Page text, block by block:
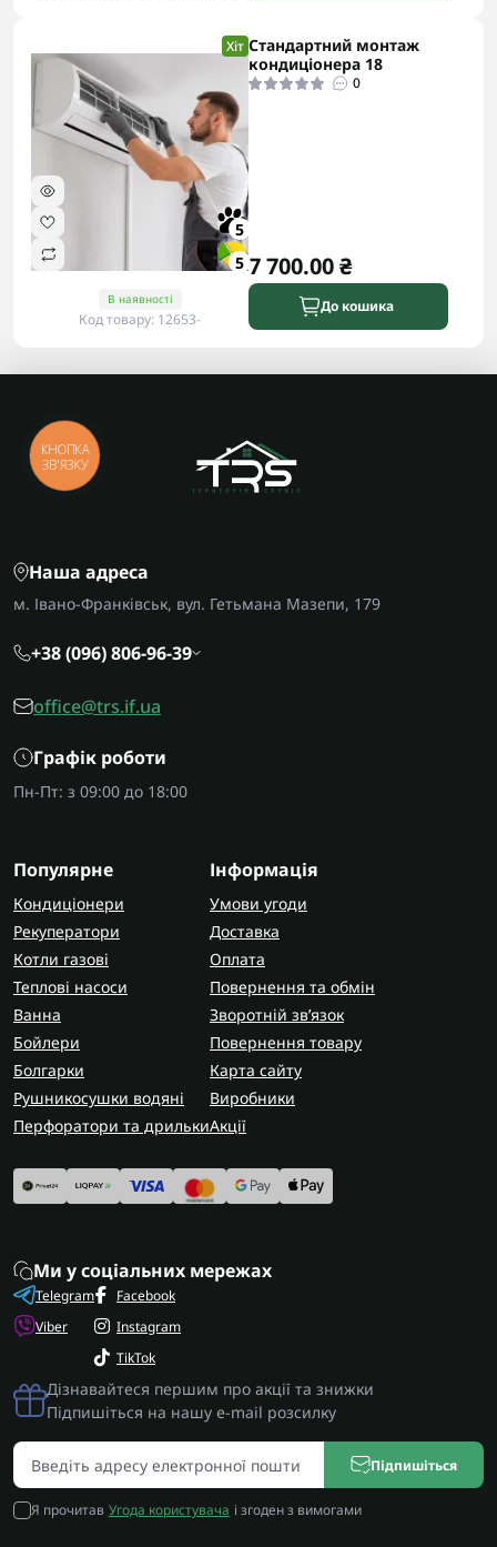
Хіт
5
5
В наявності
Код товару: 12653-
Стандартний монтаж
кондиціонера 18
0
7 700.00 ₴
До кошика
Наша адреса
м. Івано-Франківськ, вул. Гетьмана Мазепи, 179
+38 (096) 806-96-39
office@trs.if.ua
Графік роботи
Пн-Пт: з 09:00 до 18:00
Популярне
Кондиціонери
Рекуператори
Котли газові
Теплові насоси
Ванна
Бойлери
Болгарки
Рушникосушки водяні
Перфоратори та дрильки
Інформація
Умови угоди
Доставка
Оплата
Повернення та обмін
Зворотній зв’язок
Повернення товару
Карта сайту
Виробники
Акції
Ми у соціальних мережах
Telegram
Viber
Facebook
Instagram
TikTok
Дізнавайтеся першим про акції та знижки
Підпишіться на нашу e-mail розсилку
Підпишіться
Я прочитав Угода користувача і згоден з вимогами
КНОПКА
ЗВ'ЯЗКУ